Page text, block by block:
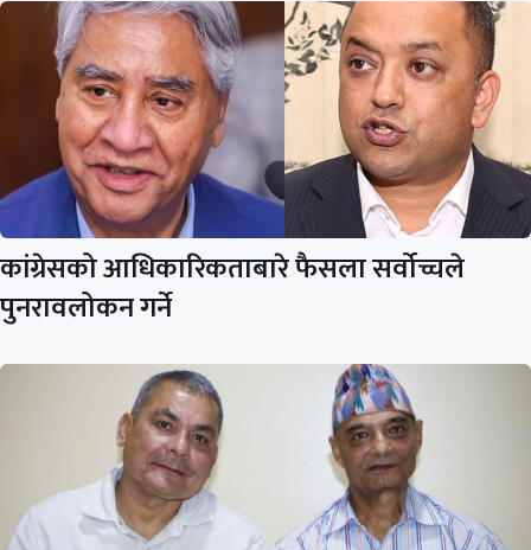
कांग्रेसको आधिकारिकताबारे फैसला सर्वोच्चले
पुनरावलोकन गर्ने